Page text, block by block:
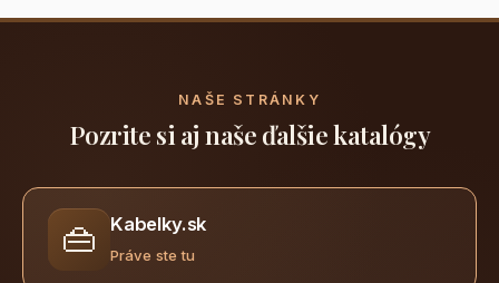
NAŠE STRÁNKY
Pozrite si aj naše ďalšie katalógy
👜 Kabelky.sk
Práve ste tu